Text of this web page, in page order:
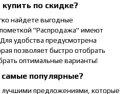
по скидке?
найдете выгодные
"Распродажа" имеют
удобства предусмотрена
позволяет быстро отобрать
оптимальные варианты!
популярные?
предложениями, которые